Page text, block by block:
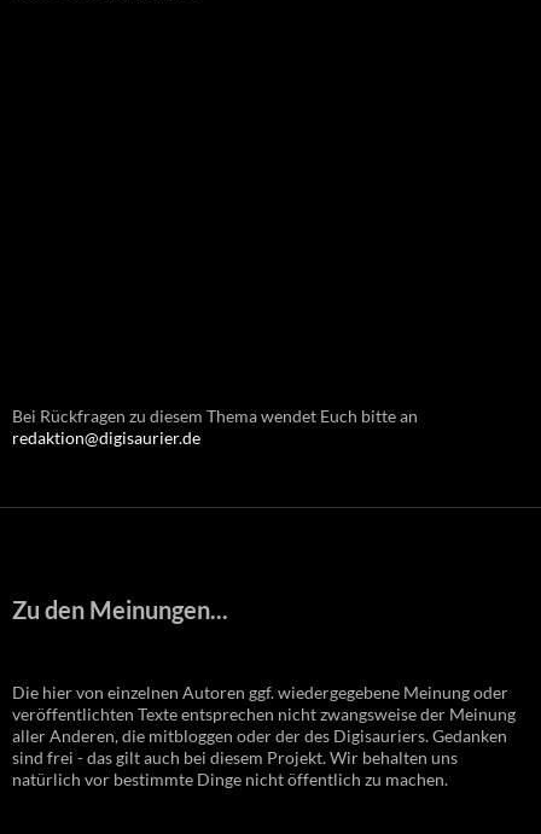
Bei Rückfragen zu diesem Thema wendet Euch bitte an
redaktion@digisaurier.de
Zu den Meinungen...
Die hier von einzelnen Autoren ggf. wiedergegebene Meinung oder
veröffentlichten Texte entsprechen nicht zwangsweise der Meinung
aller Anderen, die mitbloggen oder der des Digisauriers. Gedanken
sind frei - das gilt auch bei diesem Projekt. Wir behalten uns
natürlich vor bestimmte Dinge nicht öffentlich zu machen.